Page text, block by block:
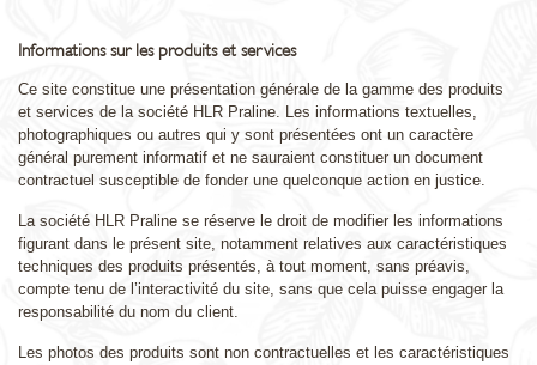
Informations sur les produits et services
Ce site constitue une présentation générale de la gamme des produits
et services de la société HLR Praline. Les informations textuelles,
photographiques ou autres qui y sont présentées ont un caractère
général purement informatif et ne sauraient constituer un document
contractuel susceptible de fonder une quelconque action en justice.
La société HLR Praline se réserve le droit de modifier les informations
figurant dans le présent site, notamment relatives aux caractéristiques
techniques des produits présentés, à tout moment, sans préavis,
compte tenu de l’interactivité du site, sans que cela puisse engager la
responsabilité du nom du client.
Les photos des produits sont non contractuelles et les caractéristiques